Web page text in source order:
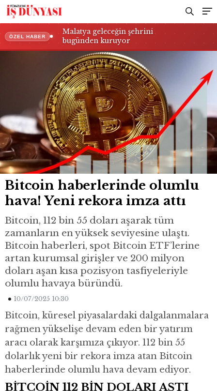
ÖZEL HABER
Malatya geleceğin şehrini
bugünden kuruyor
Bitcoin haberlerinde olumlu
hava! Yeni rekora imza attı
Bitcoin, 112 bin 55 doları aşarak tüm
zamanların en yüksek seviyesine ulaştı.
Bitcoin haberleri, spot Bitcoin ETF’lerine
artan kurumsal girişler ve 200 milyon
doları aşan kısa pozisyon tasfiyeleriyle
olumlu havaya büründü.
10/07/2025 10:30
Bitcoin, küresel piyasalardaki dalgalanmalara
rağmen yükselişe devam eden bir yatırım
aracı olarak karşımıza çıkıyor. 112 bin 55
dolarlık yeni bir rekora imza atan Bitcoin
haberlerinde olumlu hava devam ediyor.
BİTCOİN 112 BİN DOLARI AŞTI